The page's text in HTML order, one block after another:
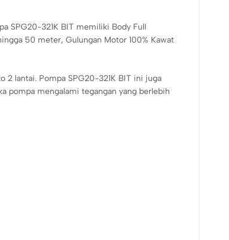
SPG20-321K BIT memiliki Body Full
50 meter, Gulungan Motor 100% Kawat
2 lantai. Pompa SPG20-321K BIT ini juga
pompa mengalami tegangan yang berlebih